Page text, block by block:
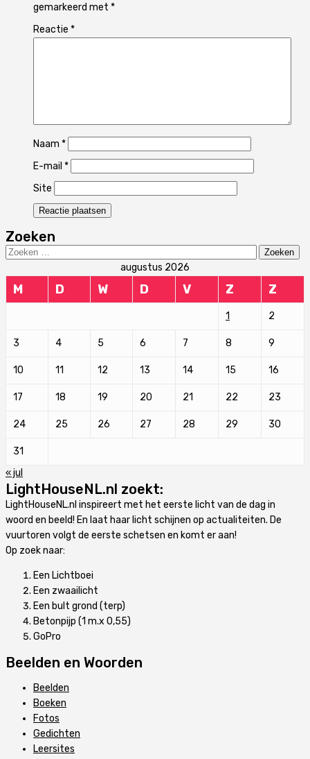
gemarkeerd met *
Reactie *
Naam *
E-mail *
Site
Zoeken
Zoeken
augustus 2026
M D W D V Z Z
1 2
3 4 5 6 7 8 9
10 11 12 13 14 15 16
17 18 19 20 21 22 23
24 25 26 27 28 29 30
31
« jul
LightHouseNL.nl zoekt:
LightHouseNL.nl inspireert met het eerste licht van de dag in
woord en beeld! En laat haar licht schijnen op actualiteiten. De
vuurtoren volgt de eerste schetsen en komt er aan!
Op zoek naar:
Een Lichtboei
Een zwaailicht
Een bult grond (terp)
Betonpijp (1 m.x 0,55)
GoPro
Beelden en Woorden
Beelden
Boeken
Fotos
Gedichten
Leersites